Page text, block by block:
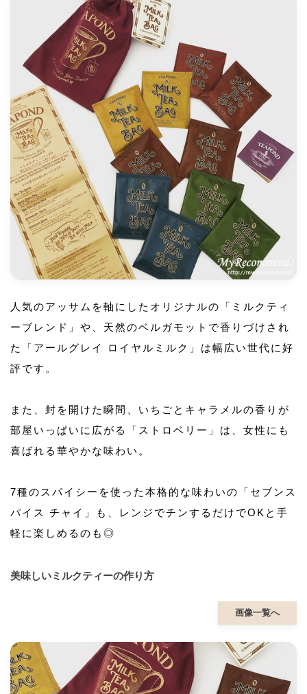
人気のアッサムを軸にしたオリジナルの「ミルクティ
ーブレンド」や、天然のベルガモットで香りづけされ
た「アールグレイ ロイヤルミルク」は幅広い世代に好
評です。
また、封を開けた瞬間、いちごとキャラメルの香りが
部屋いっぱいに広がる「ストロベリー」は、女性にも
喜ばれる華やかな味わい。
7種のスパイシーを使った本格的な味わいの「セブンス
パイス チャイ」も、レンジでチンするだけでOKと手
軽に楽しめるのも◎
美味しいミルクティーの作り方
画像一覧へ